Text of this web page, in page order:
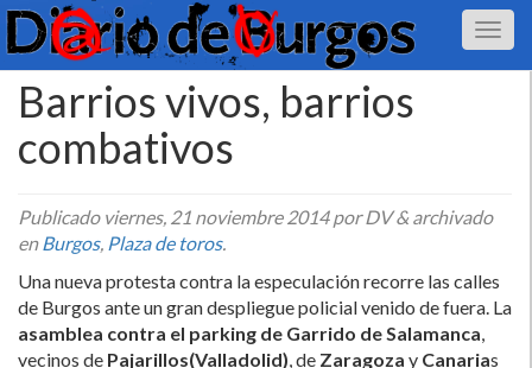
Barrios vivos, barrios
combativos
Publicado viernes, 21 noviembre 2014por DV&archivado
enBurgos, Plaza de toros.
Una nueva protesta contra la especulación recorre las calles
de Burgos ante un gran despliegue policial venido de fuera. La
asamblea contra el parking de Garrido de Salamanca,
vecinos de Pajarillos(Valladolid), de Zaragoza y Canarias